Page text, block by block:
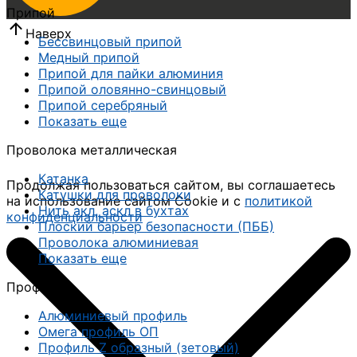
Припой
Бессвинцовый припой
Медный припой
Припой для пайки алюминия
Припой оловянно-свинцовый
Припой серебряный
Показать еще
Проволока металлическая
Катанка
Катушки для проволоки
Нить акл, аскл в бухтах
Плоский барьер безопасности (ПББ)
Проволока алюминиевая
Показать еще
Профиль
Алюминиевый профиль
Омега профиль ОП
Профиль Z образный (зетовый)
Наверх
Продолжая пользоваться сайтом, вы соглашаетесь
на использование сайтом Cookie и с политикой
конфиденциальности